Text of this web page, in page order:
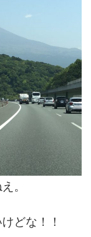
。
どな！！